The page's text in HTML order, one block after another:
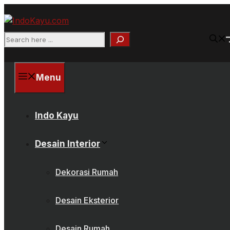
to
content
Search
Menu
Indo Kayu
Desain Interior
Dekorasi Rumah
Desain Eksterior